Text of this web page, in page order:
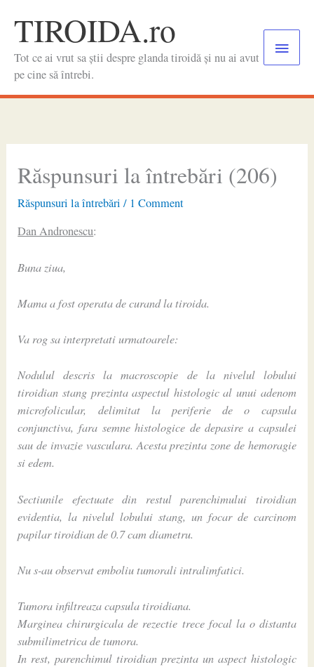
contentTIROIDA.ro
Tot ce ai vrut sa știi despre glanda tiroidă și nu ai avut
pe cine să întrebi.
Main
Răspunsuri la întrebări (206)
Răspunsuri la întrebări / 1 Comment
Dan Andronescu:
Buna ziua,
Mama a fost operata de curand la tiroida.
Va rog sa interpretati urmatoarele:
Nodulul descris la macroscopie de la nivelul lobului
tiroidian stang prezinta aspectul histologic al unui adenom
microfolicular, delimitat la periferie de o capsula
conjunctiva, fara semne histologice de depasire a capsulei
sau de invazie vasculara. Acesta prezinta zone de hemoragie
si edem.
Sectiunile efectuate din restul parenchimului tiroidian
evidentia, la nivelul lobului stang, un focar de carcinom
papilar tiroidian de 0.7 cam diametru.
Nu s-au observat emboliu tumorali intralimfatici.
Tumora infiltreaza capsula tiroidiana.
Marginea chirurgicala de rezectie trece focal la o distanta
submilimetrica de tumora.
In rest, parenchimul tiroidian prezinta un aspect histologic